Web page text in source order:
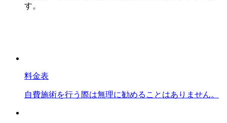
す。
料金表
自費施術を行う際は無理に勧めることはありません。